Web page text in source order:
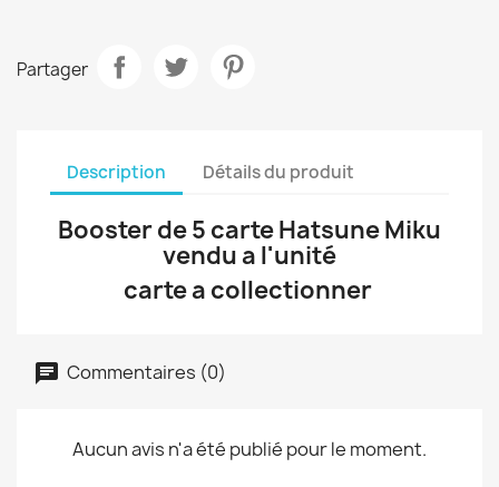
Partager
Description Détails du produit
Booster de 5 carte Hatsune Miku
vendu a l'unité
carte a collectionner
Commentaires (0)
Aucun avis n'a été publié pour le moment.